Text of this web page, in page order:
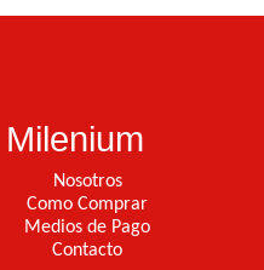
Milenium
Nosotros
Como Comprar
Medios de Pago
Contacto